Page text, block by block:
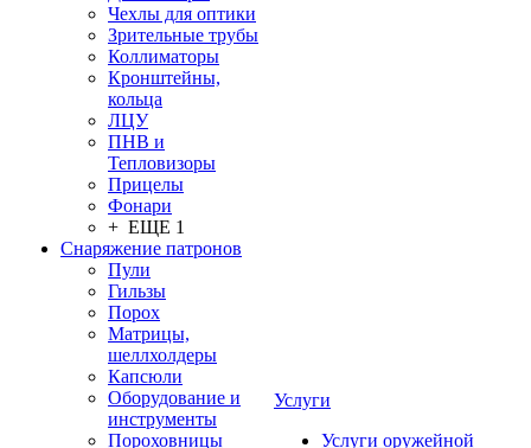
Чехлы для оптики
Зрительные трубы
Коллиматоры
Кронштейны,
кольца
ЛЦУ
ПНВ и
Тепловизоры
Прицелы
Фонари
+ ЕЩЕ 1
Снаряжение патронов
Пули
Гильзы
Порох
Матрицы,
шеллхолдеры
Капсюли
Оборудование и
инструменты
Пороховницы
Услуги
Услуги оружейной